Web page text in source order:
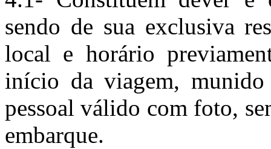
sendo de sua exclusiva
local e horário
início da viagem, munido
pessoal válido com foto,
embarque.